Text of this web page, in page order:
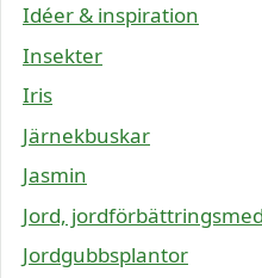
Idéer & inspiration
Insekter
Iris
Järnekbuskar
Jasmin
Jord,
Jordgubbsplantor